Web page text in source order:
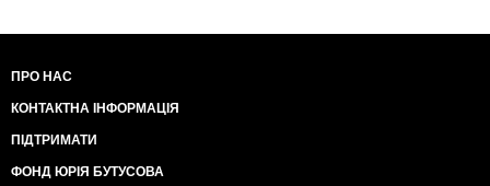
ПРО НАС
КОНТАКТНА ІНФОРМАЦІЯ
ПІДТРИМАТИ
ФОНД ЮРІЯ БУТУСОВА